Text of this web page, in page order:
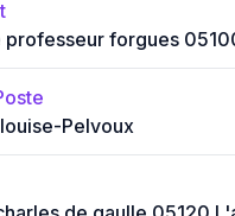
professeur forgues
Pelvoux